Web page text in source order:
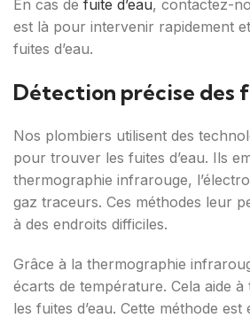
En cas de fuite d’eau, contactez-
est là pour intervenir rapidement
fuites d’eau.
Détection précise des
Nos plombiers utilisent des
pour trouver les fuites d’eau. Ils
thermographie infrarouge,
gaz traceurs. Ces méthodes leur
à des endroits difficiles.
Grâce à la thermographie
écarts de température. Cela aide
les fuites d’eau. Cette méthode est